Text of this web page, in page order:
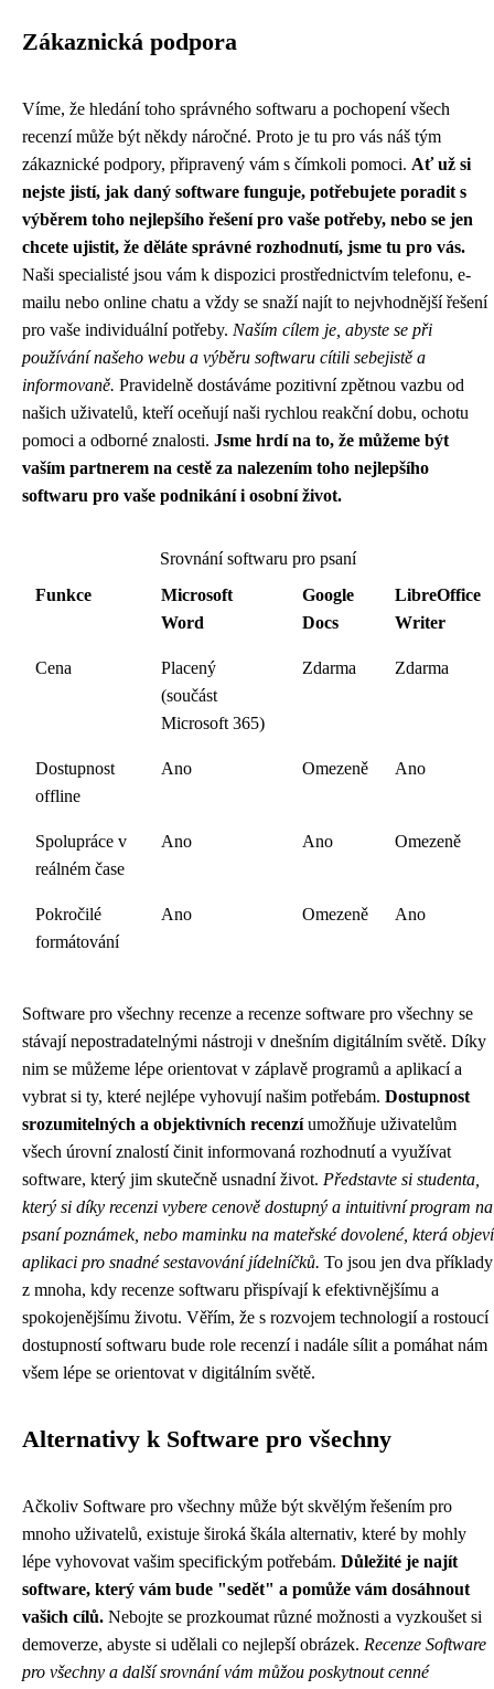
Zákaznická podpora
Víme, že hledání toho správného softwaru a pochopení všech
recenzí může být někdy náročné. Proto je tu pro vás náš tým
zákaznické podpory, připravený vám s čímkoli pomoci. Ať už si
nejste jistí, jak daný software funguje, potřebujete poradit s
výběrem toho nejlepšího řešení pro vaše potřeby, nebo se jen
chcete ujistit, že děláte správné rozhodnutí, jsme tu pro vás.
Naši specialisté jsou vám k dispozici prostřednictvím telefonu, e-
mailu nebo online chatu a vždy se snaží najít to nejvhodnější řešení
pro vaše individuální potřeby. Naším cílem je, abyste se při
používání našeho webu a výběru softwaru cítili sebejistě a
informovaně. Pravidelně dostáváme pozitivní zpětnou vazbu od
našich uživatelů, kteří oceňují naši rychlou reakční dobu, ochotu
pomoci a odborné znalosti. Jsme hrdí na to, že můžeme být
vaším partnerem na cestě za nalezením toho nejlepšího
softwaru pro vaše podnikání i osobní život.
Srovnání softwaru pro psaní
Funkce
Microsoft
Word
Google
Docs
LibreOffice
Writer
Cena
Placený
(součást
Microsoft 365)
Zdarma Zdarma
Dostupnost
offline
Ano Omezeně Ano
Spolupráce v
reálném čase
Ano Ano Omezeně
Pokročilé
formátování
Ano Omezeně Ano
Software pro všechny recenze a recenze software pro všechny se
stávají nepostradatelnými nástroji v dnešním digitálním světě. Díky
nim se můžeme lépe orientovat v záplavě programů a aplikací a
vybrat si ty, které nejlépe vyhovují našim potřebám. Dostupnost
srozumitelných a objektivních recenzíumožňuje uživatelům
všech úrovní znalostí činit informovaná rozhodnutí a využívat
software, který jim skutečně usnadní život. Představte si studenta,
který si díky recenzi vybere cenově dostupný a intuitivní program na
psaní poznámek, nebo maminku na mateřské dovolené, která objeví
aplikaci pro snadné sestavování jídelníčků. To jsou jen dva příklady
z mnoha, kdy recenze softwaru přispívají k efektivnějšímu a
spokojenějšímu životu. Věřím, že s rozvojem technologií a rostoucí
dostupností softwaru bude role recenzí i nadále sílit a pomáhat nám
všem lépe se orientovat v digitálním světě.
Alternativy k Software pro všechny
Ačkoliv Software pro všechny může být skvělým řešením pro
mnoho uživatelů, existuje široká škála alternativ, které by mohly
lépe vyhovovat vašim specifickým potřebám. Důležité je najít
software, který vám bude "sedět" a pomůže vám dosáhnout
vašich cílů. Nebojte se prozkoumat různé možnosti a vyzkoušet si
demoverze, abyste si udělali co nejlepší obrázek. Recenze Software
pro všechny a další srovnání vám můžou poskytnout cenné